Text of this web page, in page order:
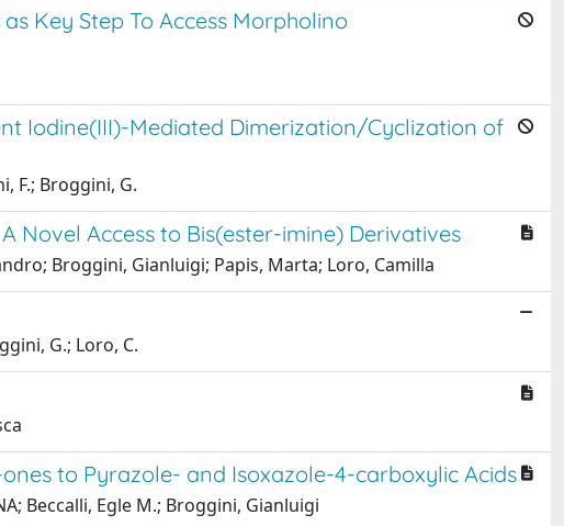
Key Step To Access Morpholino
Iodine(III)-Mediated Dimerization/Cyclization of
F.; Broggini, G.
Novel Access to Bis(ester-imine) Derivatives
Broggini, Gianluigi; Papis, Marta; Loro, Camilla
G.; Loro, C.
to Pyrazole- and Isoxazole-4-carboxylic Acids
Beccalli, Egle M.; Broggini, Gianluigi